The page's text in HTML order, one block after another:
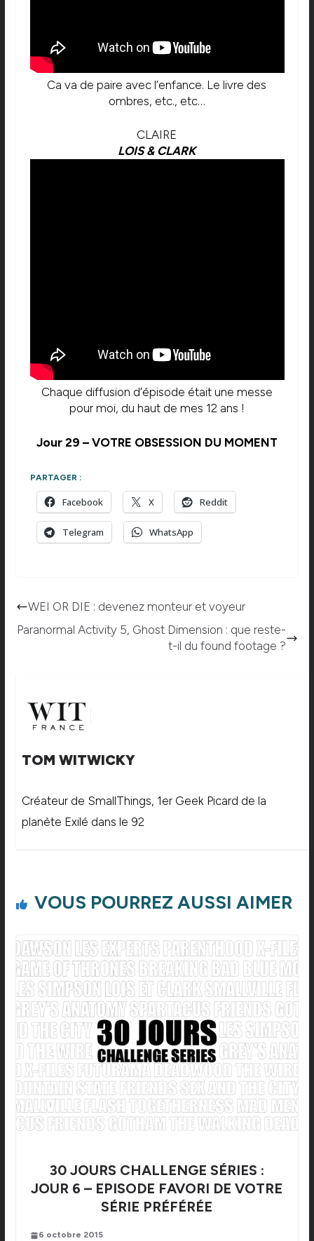
Ca va de paire avec l’enfance. Le livre des
ombres, etc., etc…
CLAIRE
LOIS & CLARK
Chaque diffusion d’épisode était une messe
pour moi, du haut de mes 12 ans !
Jour 29 – VOTRE OBSESSION DU MOMENT
PARTAGER :
Facebook X Reddit
Telegram WhatsApp
WEI OR DIE : devenez monteur et voyeur
Paranormal Activity 5, Ghost Dimension : que reste-
t-il du found footage ?
TOM WITWICKY
Créateur de SmallThings, 1er Geek Picard de la
planète Exilé dans le 92
VOUS POURREZ AUSSI AIMER
30 JOURS CHALLENGE SÉRIES :
JOUR 6 – EPISODE FAVORI DE VOTRE
SÉRIE PRÉFÉRÉE
6 octobre 2015